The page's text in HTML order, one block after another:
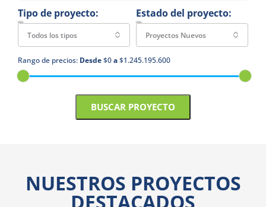
Tipo de proyecto:
Todos los tipos
Estado del proyecto:
Proyectos Nuevos
Rango de precios: Desde$0a$1.245.195.600
BUSCAR PROYECTO
NUESTROS PROYECTOS